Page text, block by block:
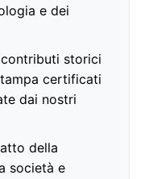
e dei
storici
certificati
dai nostri
della
società e